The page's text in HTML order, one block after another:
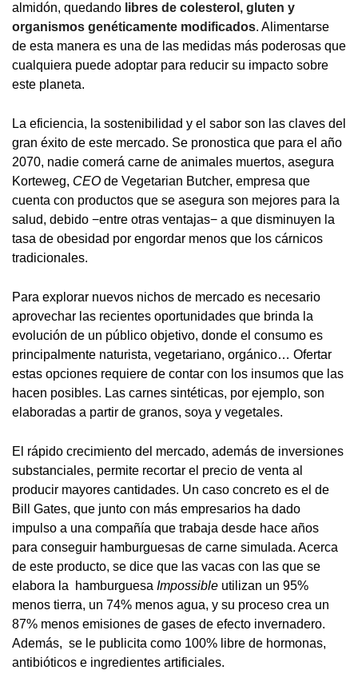
almidón, quedando libres de colesterol, gluten y
organismos genéticamente modificados. Alimentarse
de esta manera es una de las medidas más poderosas que
cualquiera puede adoptar para reducir su impacto sobre
este planeta.
La eficiencia, la sostenibilidad y el sabor son las claves del
gran éxito de este mercado. Se pronostica que para el año
2070, nadie comerá carne de animales muertos, asegura
Korteweg, CEO de Vegetarian Butcher, empresa que
cuenta con productos que se asegura son mejores para la
salud, debido −entre otras ventajas− a que disminuyen la
tasa de obesidad por engordar menos que los cárnicos
tradicionales.
Para explorar nuevos nichos de mercado es necesario
aprovechar las recientes oportunidades que brinda la
evolución de un público objetivo, donde el consumo es
principalmente naturista, vegetariano, orgánico… Ofertar
estas opciones requiere de contar con los insumos que las
hacen posibles. Las carnes sintéticas, por ejemplo, son
elaboradas a partir de granos, soya y vegetales.
El rápido crecimiento del mercado, además de inversiones
substanciales, permite recortar el precio de venta al
producir mayores cantidades. Un caso concreto es el de
Bill Gates, que junto con más empresarios ha dado
impulso a una compañía que trabaja desde hace años
para conseguir hamburguesas de carne simulada. Acerca
de este producto, se dice que las vacas con las que se
elabora la hamburguesa Impossible utilizan un 95%
menos tierra, un 74% menos agua, y su proceso crea un
87% menos emisiones de gases de efecto invernadero.
Además, se le publicita como 100% libre de hormonas,
antibióticos e ingredientes artificiales.